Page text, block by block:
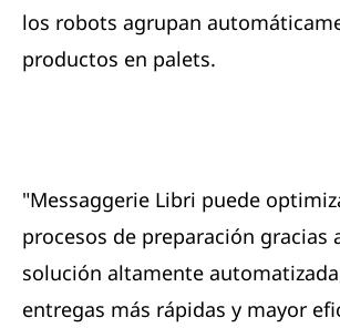
los robots agrupan
productos en palets.
"Messaggerie Libri puede
procesos de preparación gracias
solución altamente
entregas más rápidas y mayor